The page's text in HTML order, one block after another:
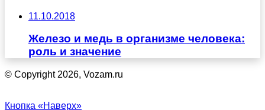
11.10.2018
Железо и медь в организме человека:
роль и значение
© Copyright 2026, Vozam.ru
Кнопка «Наверх»